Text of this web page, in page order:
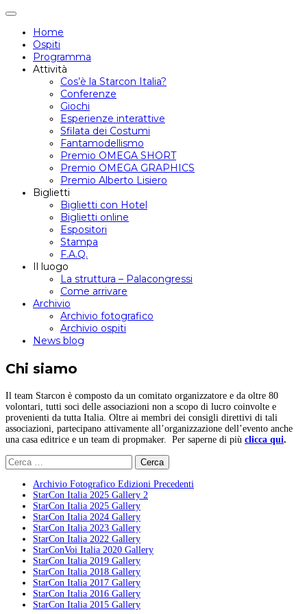
Attiva/disattiva
navigazione
Home
Ospiti
Programma
Attività
Cos’è la Starcon Italia?
Conferenze
Giochi
Esperienze interattive
Sfilata dei Costumi
Fantamodellismo
Premio OMEGA SHORT
Premio OMEGA GRAPHICS
Premio Alberto Lisiero
Biglietti
Biglietti con Hotel
Biglietti online
Espositori
Stampa
F.A.Q.
Il luogo
La struttura – Palacongressi
Come arrivare
Archivio
Archivio fotografico
Archivio ospiti
News blog
Chi siamo
Il team Starcon è composto da un comitato organizzatore e da oltre 80
volontari, tutti soci delle associazioni non a scopo di lucro coinvolte e
provenienti da tutta Italia. Oltre ai membri dei consigli direttivi di tali
associazioni, partecipano attivamente all’organizzazione dell’evento anche
una casa editrice e un team di propmaker. Per saperne di più clicca qui.
Ricerca
per:
Archivio Fotografico Edizioni Precedenti
StarCon Italia 2025 Gallery 2
StarCon Italia 2025 Gallery
StarCon Italia 2024 Gallery
StarCon Italia 2023 Gallery
StarCon Italia 2022 Gallery
StarConVoi Italia 2020 Gallery
StarCon Italia 2019 Gallery
StarCon Italia 2018 Gallery
StarCon Italia 2017 Gallery
StarCon Italia 2016 Gallery
StarCon Italia 2015 Gallery